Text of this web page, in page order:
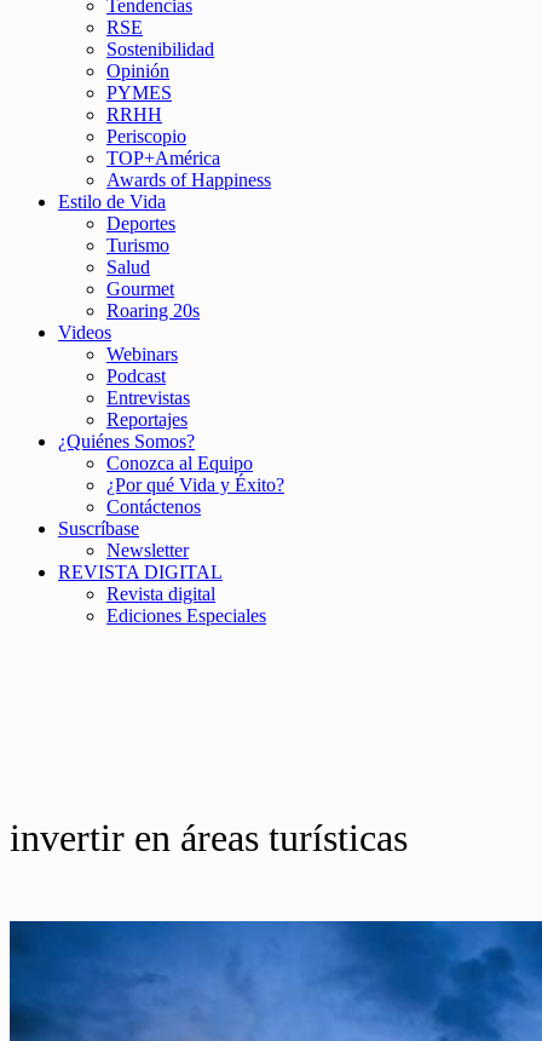
Tendencias
RSE
Sostenibilidad
Opinión
PYMES
RRHH
Periscopio
TOP+América
Awards of Happiness
Estilo de Vida
Deportes
Turismo
Salud
Gourmet
Roaring 20s
Videos
Webinars
Podcast
Entrevistas
Reportajes
¿Quiénes Somos?
Conozca al Equipo
¿Por qué Vida y Éxito?
Contáctenos
Suscríbase
Newsletter
REVISTA DIGITAL
Revista digital
Ediciones Especiales
invertir en áreas turísticas